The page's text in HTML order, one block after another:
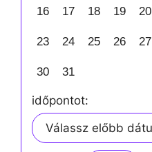
16 17 18 19 20
23 24 25 26 27
30 31
időpontot: